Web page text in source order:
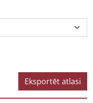
Eksportēt atlasi